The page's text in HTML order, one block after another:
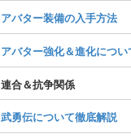
アバター装備の入手方法
アバター強化＆進化につい
連合＆抗争関係
武勇伝について徹底解説